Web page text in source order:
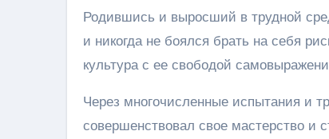
Родившись и выросший в трудной
и никогда не боялся брать на себя
культура с ее свободой
Через многочисленные испытания и
совершенствовал свое мастерство и